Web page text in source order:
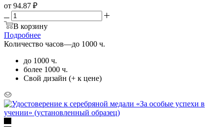
от 94.87 ₽
В корзину
Подробнее
Количество часов—до 1000 ч.
до 1000 ч.
более 1000 ч.
Свой дизайн (+ к цене)